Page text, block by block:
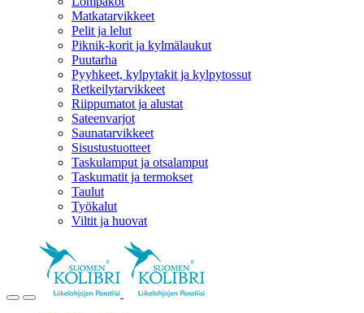
Matkatarvikkeet
Pelit ja lelut
Piknik-korit ja kylmälaukut
Puutarha
Pyyhkeet, kylpytakit ja kylpytossut
Retkeilytarvikkeet
Riippumatot ja alustat
Sateenvarjot
Saunatarvikkeet
Sisustustuotteet
Taskulamput ja otsalamput
Taskumatit ja termokset
Taulut
Työkalut
Viltit ja huovat